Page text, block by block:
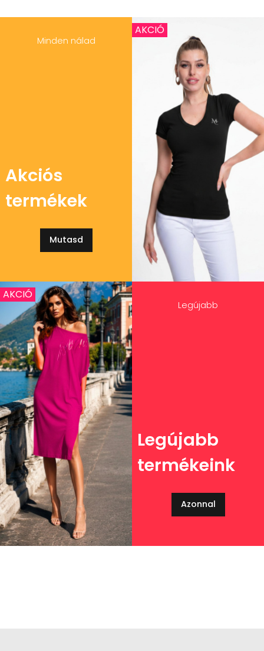
Minden nálad
Akciós
termékek
Mutasd
AKCIÓ
Legújabb
Legújabb
termékeink
Azonnal
AKCIÓ